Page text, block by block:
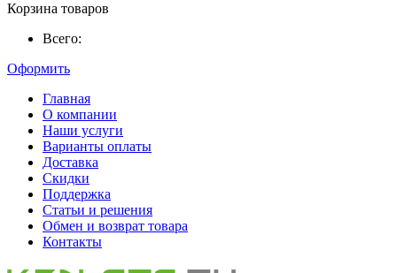
Корзина товаров
Всего:
Оформить
Главная
О компании
Наши услуги
Варианты оплаты
Доставка
Скидки
Поддержка
Статьи и решения
Обмен и возврат товара
Контакты